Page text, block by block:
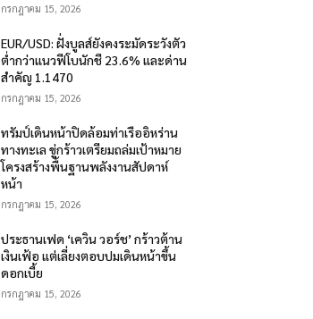
กรกฎาคม 15, 2026
EUR/USD: ฝั่งบูลส์ยังคงระมัดระวังตัว
ต่ำกว่าแนวฟีโบนักชี 23.6% และด่าน
สำคัญ 1.1470
กรกฎาคม 15, 2026
ทรัมป์เดินหน้าปิดล้อมท่าเรืออิหร่าน
ทางทะเล ขู่กร้าวเตรียมถล่มเป้าหมาย
โครงสร้างพื้นฐานพลังงานสัปดาห์
หน้า
กรกฎาคม 15, 2026
ประธานเฟด ‘เควิน วอร์ช’ กร้าวต้าน
เงินเฟ้อ แต่เลี่ยงตอบปมเดินหน้าขึ้น
ดอกเบี้ย
กรกฎาคม 15, 2026